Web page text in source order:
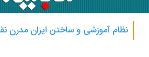
نظام آموزشی و ساختن ایران مدرن نقد شد